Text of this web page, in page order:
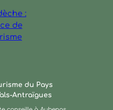
du Pays
Antraïgues